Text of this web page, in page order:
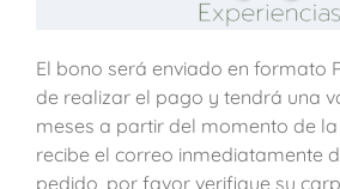
El bono será enviado en formato
de realizar el pago y tendrá una
meses a partir del momento de
recibe el correo inmediatamente
pedido, por favor verifique su